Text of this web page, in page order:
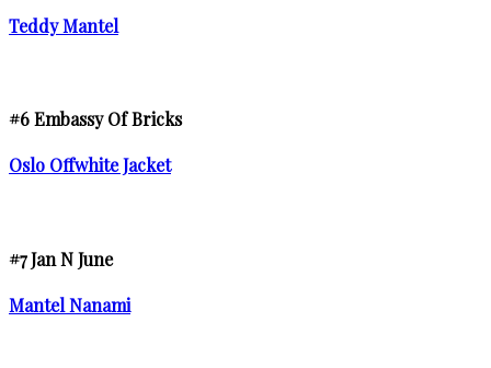
Teddy Mantel
#6 Embassy Of Bricks
Oslo Offwhite Jacket
#7 Jan N June
Mantel Nanami